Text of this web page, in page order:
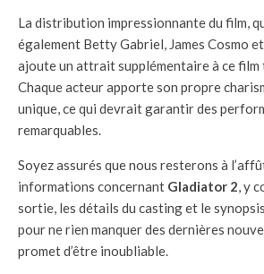
La distribution impressionnante du film,
également Betty Gabriel, James Cosmo
ajoute un attrait supplémentaire à ce
Chaque acteur apporte son propre
unique, ce qui devrait garantir des
remarquables.
Soyez assurés que nous resterons à
informations concernant Gladiator 2, y
sortie, les détails du casting et le
pour ne rien manquer des dernières
promet d’être inoubliable.